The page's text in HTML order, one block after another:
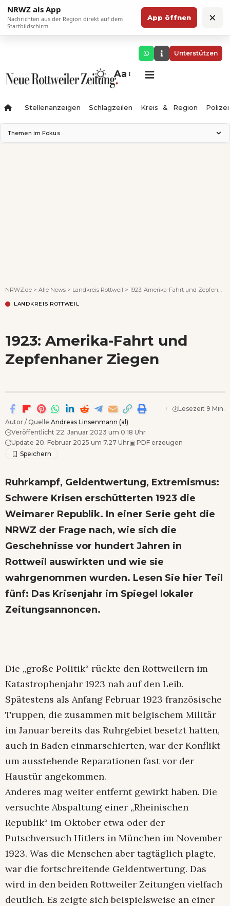
NRWZ als App
Nachrichten aus der Region direkt auf dem
Startbildschirm.
App öffnen ×
Unterstützen
Aa
Stellenanzeigen Schlagzeilen Kreis & Region Polizei
Themen im Fokus
NRWZ.de > Alle News > Landkreis Rottweil > 1923: Amerika-Fahrt und Zepfenhaner Ziegen
LANDKREIS ROTTWEIL
1923: Amerika-Fahrt und
Zepfenhaner Ziegen
Autor / Quelle:Andreas Linsenmann (al)
Veröffentlicht 22. Januar 2023 um 0.18 Uhr
Update 20. Februar 2025 um 7.27 Uhr▣ PDF erzeugen
Lesezeit 9 Min.
Ruhrkampf, Geldentwertung, Extremismus:
Schwere Krisen erschütterten 1923 die
Weimarer Republik. In einer Serie geht die
NRWZ der Frage nach, wie sich die
Geschehnisse vor hundert Jahren in
Rottweil auswirkten und wie sie
wahrgenommen wurden. Lesen Sie hier Teil
fünf: Das Krisenjahr im Spiegel lokaler
Zeitungsannoncen.
Die „große Politik“ rückte den Rottweilern im
Katastrophenjahr 1923 nah auf den Leib.
Spätestens als Anfang Februar 1923 französische
Truppen, die zusammen mit belgischem Militär
im Januar bereits das Ruhrgebiet besetzt hatten,
auch in Baden einmarschierten, war der Konflikt
um ausstehende Reparationen fast vor der
Haustür angekommen.
Anderes mag weiter entfernt gewirkt haben. Die
versuchte Abspaltung einer „Rheinischen
Republik“ im Oktober etwa oder der
Putschversuch Hitlers in München im November
1923. Was die Menschen aber tagtäglich plagte,
war die fortschreitende Geldentwertung. Das
wird in den beiden Rottweiler Zeitungen vielfach
deutlich. Es zeigte sich beispielsweise an einer